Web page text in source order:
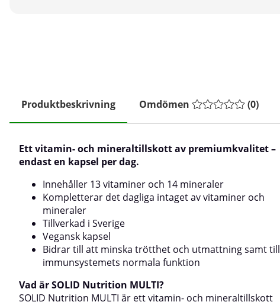
Produktbeskrivning Omdömen (0)
Ett vitamin- och mineraltillskott av premiumkvalitet –
endast en kapsel per dag.
Innehåller 13 vitaminer och 14 mineraler
Kompletterar det dagliga intaget av vitaminer och
mineraler
Tillverkad i Sverige
Vegansk kapsel
Bidrar till att minska trötthet och utmattning samt till
immunsystemets normala funktion
Vad är SOLID Nutrition MULTI?
SOLID Nutrition MULTI är ett vitamin- och mineraltillskott